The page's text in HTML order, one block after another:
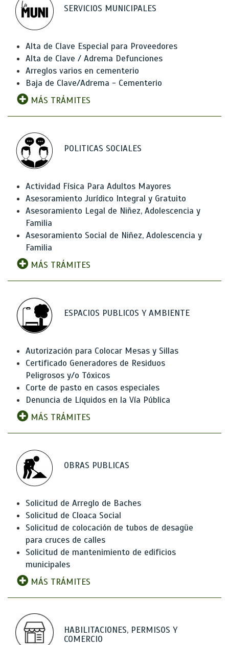
SERVICIOS MUNICIPALES
Alta de Clave Especial para Proveedores
Alta de Clave / Adrema Defunciones
Arreglos varios en cementerio
Baja de Clave/Adrema - Cementerio
MÁS TRÁMITES
POLITICAS SOCIALES
Actividad Física Para Adultos Mayores
Asesoramiento Jurídico Integral y Gratuito
Asesoramiento Legal de Niñez, Adolescencia y
Familia
Asesoramiento Social de Niñez, Adolescencia y
Familia
MÁS TRÁMITES
ESPACIOS PUBLICOS Y AMBIENTE
Autorización para Colocar Mesas y Sillas
Certificado Generadores de Residuos
Peligrosos y/o Tóxicos
Corte de pasto en casos especiales
Denuncia de Líquidos en la Vía Pública
MÁS TRÁMITES
OBRAS PUBLICAS
Solicitud de Arreglo de Baches
Solicitud de Cloaca Social
Solicitud de colocación de tubos de desagüe
para cruces de calles
Solicitud de mantenimiento de edificios
municipales
MÁS TRÁMITES
HABILITACIONES, PERMISOS Y
COMERCIO